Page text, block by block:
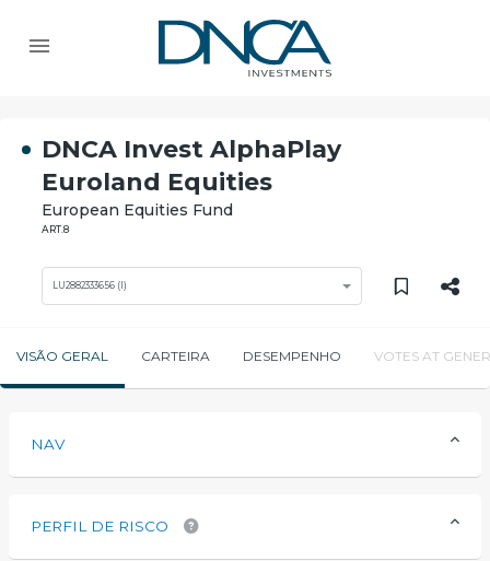
DNCA Invest AlphaPlay
Euroland Equities
European Equities Fund
ART.8
LU2882333656 (I)
VISÃO GERAL CARTEIRA DESEMPENHO VOTES AT
NAV
PERFIL DE RISCO